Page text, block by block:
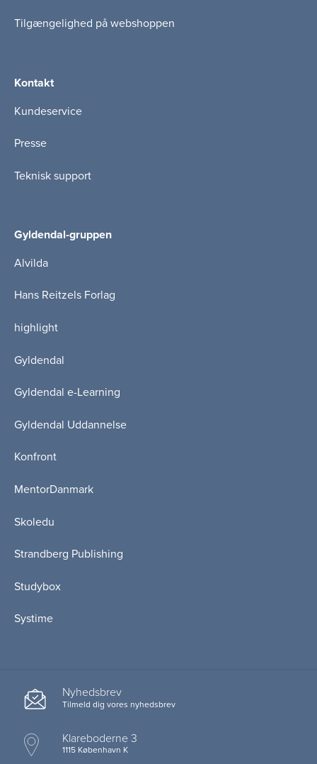
Tilgængelighed på webshoppen
Kontakt
Kundeservice
Presse
Teknisk support
Gyldendal-gruppen
Alvilda
Hans Reitzels Forlag
highlight
Gyldendal
Gyldendal e-Learning
Gyldendal Uddannelse
Konfront
MentorDanmark
Skoledu
Strandberg Publishing
Studybox
Systime
Nyhedsbrev
Tilmeld dig vores nyhedsbrev
Klareboderne 3
1115 København K